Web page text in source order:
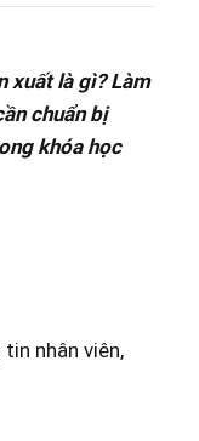
xuất là gì? Làm
chuẩn bị
khóa học
nhân viên,